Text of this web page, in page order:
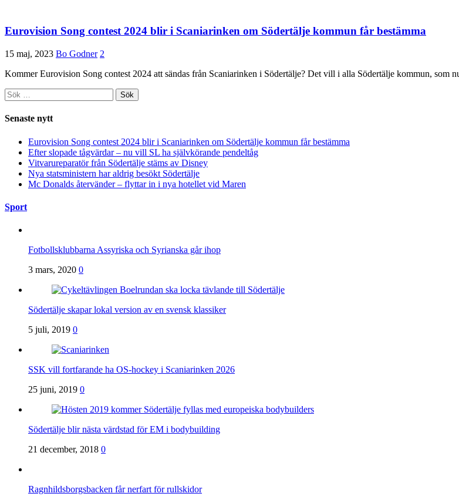
Eurovision Song contest 2024 blir i Scaniarinken om Södertälje kommun får bestämma
15 maj, 2023 Bo Godner 2
Kommer Eurovision Song contest 2024 att sändas från Scaniarinken i Södertälje? Det vill i alla Södertälje kommun, som
Sök
efter:
Senaste nytt
Eurovision Song contest 2024 blir i Scaniarinken om Södertälje kommun får bestämma
Efter slopade tågvärdar – nu vill SL ha självkörande pendeltåg
Vitvarureparatör från Södertälje stäms av Disney
Nya statsministern har aldrig besökt Södertälje
Mc Donalds återvänder – flyttar in i nya hotellet vid Maren
Sport
Fotbollsklubbarna Assyriska och Syrianska går ihop
3 mars, 2020 0
Södertälje skapar lokal version av en svensk klassiker
5 juli, 2019 0
SSK vill fortfarande ha OS-hockey i Scaniarinken 2026
25 juni, 2019 0
Södertälje blir nästa värdstad för EM i bodybuilding
21 december, 2018 0
Ragnhildsborgsbacken får nerfart för rullskidor